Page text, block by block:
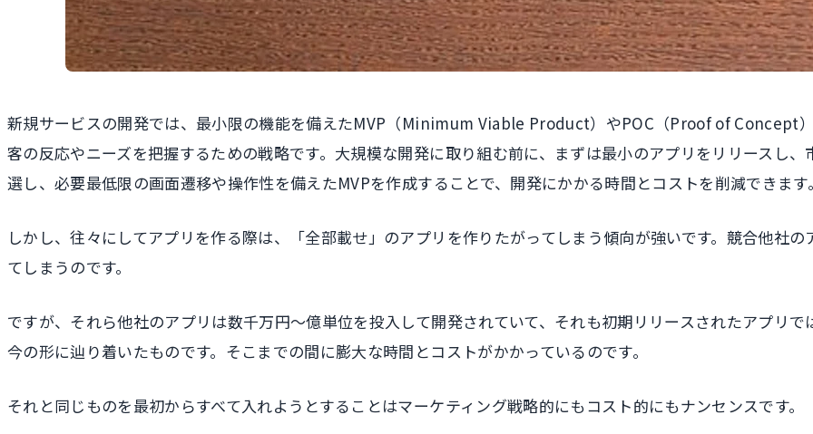
新規サービスの開発では、最小限の機能を備えたMVP（Minimum Viable Product）やPOC（Proof of Concept
客の反応やニーズを把握するための戦略です。大規模な開発に取り組む前に、まずは最小のアプリをリリースし
選し、必要最低限の画面遷移や操作性を備えたMVPを作成することで、開発にかかる時間とコストを削減できます
しかし、往々にしてアプリを作る際は、「全部載せ」のアプリを作りたがってしまう傾向が強いです。競合他社
てしまうのです。
ですが、それら他社のアプリは数千万円〜億単位を投入して開発されていて、それも初期リリースされたアプリ
今の形に辿り着いたものです。そこまでの間に膨大な時間とコストがかかっているのです。
それと同じものを最初からすべて入れようとすることはマーケティング戦略的にもコスト的にもナンセンスです。